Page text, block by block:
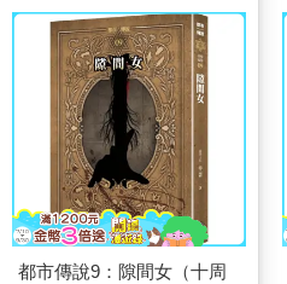
都市傳說9：隙間女（十周